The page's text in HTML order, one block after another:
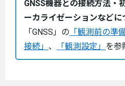
GNSS機器との接続方法・
ーカライゼーションなどに
「GNSS」の 「観測前の準備
接続」 、 「観測設定」 を参